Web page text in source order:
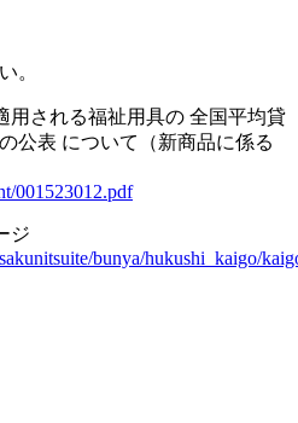
。
用される福祉用具の 全国平均貸
公表 について（新商品に係る
001523012.pdf
ジ
bunya/hukushi_kaigo/